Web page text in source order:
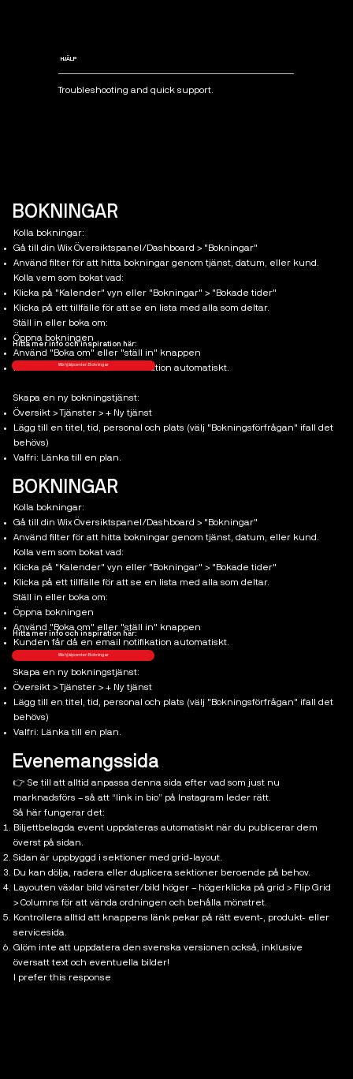
HJÄLP
Troubleshooting and quick support.
BOKNINGAR
Kolla bokningar:
Gå till din Wix Översiktspanel/Dashboard > "Bokningar"
Använd filter för att hitta bokningar genom tjänst, datum, eller kund.
Kolla vem som bokat vad:
Klicka på "Kalender" vyn eller "Bokningar" > "Bokade tider"
Klicka på ett tillfälle för att se en lista med alla som deltar.
Ställ in eller boka om:
Öppna bokningen
Använd "Boka om" eller "ställ in" knappen
Kunden får då en email notifikation automatiskt.
Skapa en ny bokningstjänst:
Översikt > Tjänster > + Ny tjänst
Lägg till en titel, tid, personal och plats (välj "Bokningsförfrågan" ifall det
behövs)
Valfri: Länka till en plan.
Hitta mer info och inspiration här:
Wix hjälpcenter: Bokningar
BOKNINGAR
Kolla bokningar:
Gå till din Wix Översiktspanel/Dashboard > "Bokningar"
Använd filter för att hitta bokningar genom tjänst, datum, eller kund.
Kolla vem som bokat vad:
Klicka på "Kalender" vyn eller "Bokningar" > "Bokade tider"
Klicka på ett tillfälle för att se en lista med alla som deltar.
Ställ in eller boka om:
Öppna bokningen
Använd "Boka om" eller "ställ in" knappen
Kunden får då en email notifikation automatiskt.
Skapa en ny bokningstjänst:
Översikt > Tjänster > + Ny tjänst
Lägg till en titel, tid, personal och plats (välj "Bokningsförfrågan" ifall det
behövs)
Valfri: Länka till en plan.
Hitta mer info och inspiration här:
Wix hjälpcenter: Bokningar
Evenemangssida
👉 Se till att alltid anpassa denna sida efter vad som just nu
marknadsförs – så att “link in bio” på Instagram leder rätt.
Så här fungerar det:
Biljettbelagda event uppdateras automatiskt när du publicerar dem
överst på sidan.
Sidan är uppbyggd i sektioner med grid-layout.
Du kan dölja, radera eller duplicera sektioner beroende på behov.
Layouten växlar bild vänster/bild höger – högerklicka på grid > Flip Grid
> Columns för att vända ordningen och behålla mönstret.
Kontrollera alltid att knappens länk pekar på rätt event-, produkt- eller
servicesida.
Glöm inte att uppdatera den svenska versionen också, inklusive
översatt text och eventuella bilder!
I prefer this response